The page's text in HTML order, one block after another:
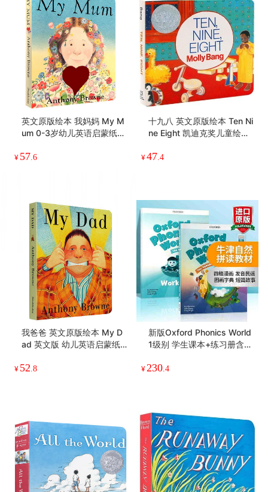
英文原版绘本 我妈妈 My M
um 0-3岁幼儿英语启蒙纸板
管理 亲子阅读读物 英文版
¥ 57 .6
十九八 英文原版绘本 Ten Ni
ne Eight 凯迪克奖儿童绘本
单 睡前故事书 英文版原版英
¥47 .4
我爸爸 英文原版绘本 My D
ad 英文版 幼儿英语启蒙纸
nthony Browne 安东尼布朗
¥ 52 .8
新版Oxford Phonics World
1级别 学生课本+练习册含A
儿英语启蒙教材 OPW零基
¥ 230 .4